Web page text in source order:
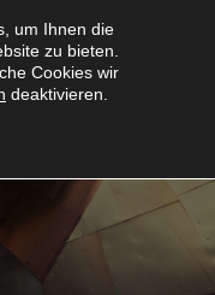
um Ihnen die
zu bieten.
Cookies wir
deaktivieren.